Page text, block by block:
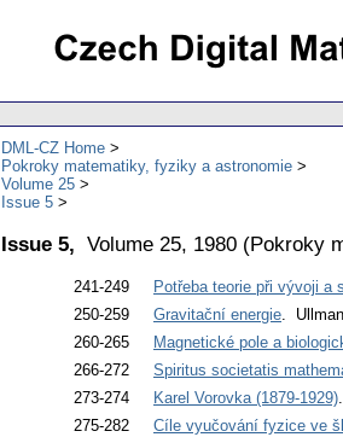
DML-CZ Home
Pokroky matematiky, fyziky a astronomie
Volume 25
Issue 5
Issue 5, Volume 25, 1980 (Pokroky
241-249
Potřeba teorie při vývoji a
250-259
Gravitační energie.
260-265
Magnetické pole a
266-272
Spiritus societatis
273-274
Karel Vorovka (1879-1929)
275-282
Cíle vyučování fyzice ve